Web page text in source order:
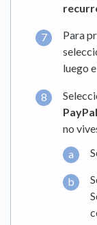
Para
luego
PayPal
no